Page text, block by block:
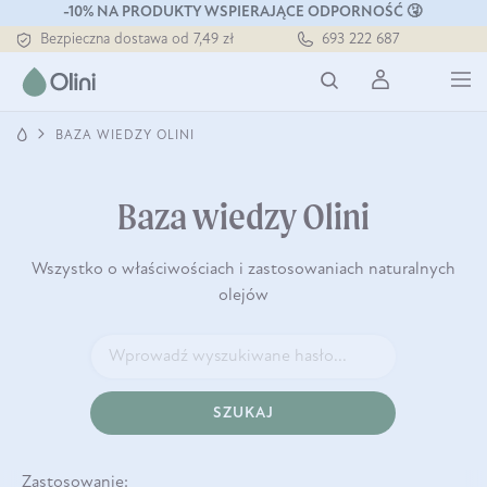
-10% NA PRODUKTY WSPIERAJĄCE ODPORNOŚĆ 🤧
Bezpieczna dostawa od 7,49 zł
Darmowa dostawa od 199 zł
Tłoczony zawsze na zimno
693 222 687
BAZA WIEDZY OLINI
Baza wiedzy Olini
Wszystko o właściwościach i zastosowaniach naturalnych
olejów
SZUKAJ
Zastosowanie: